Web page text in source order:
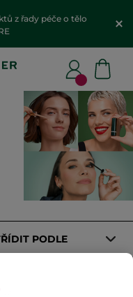
z řady péče o tělo
PODLE